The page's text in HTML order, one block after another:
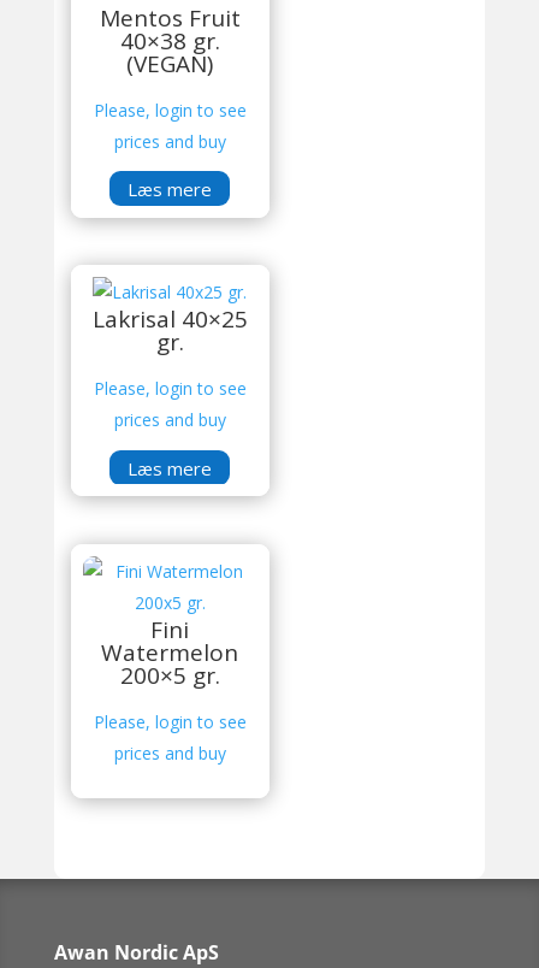
Mentos Fruit
40×38 gr.
(VEGAN)
Please, login to see
prices and buy
Læs mere
Lakrisal 40×25
gr.
Please, login to see
prices and buy
Læs mere
Fini
Watermelon
200×5 gr.
Please, login to see
prices and buy
Awan Nordic ApS